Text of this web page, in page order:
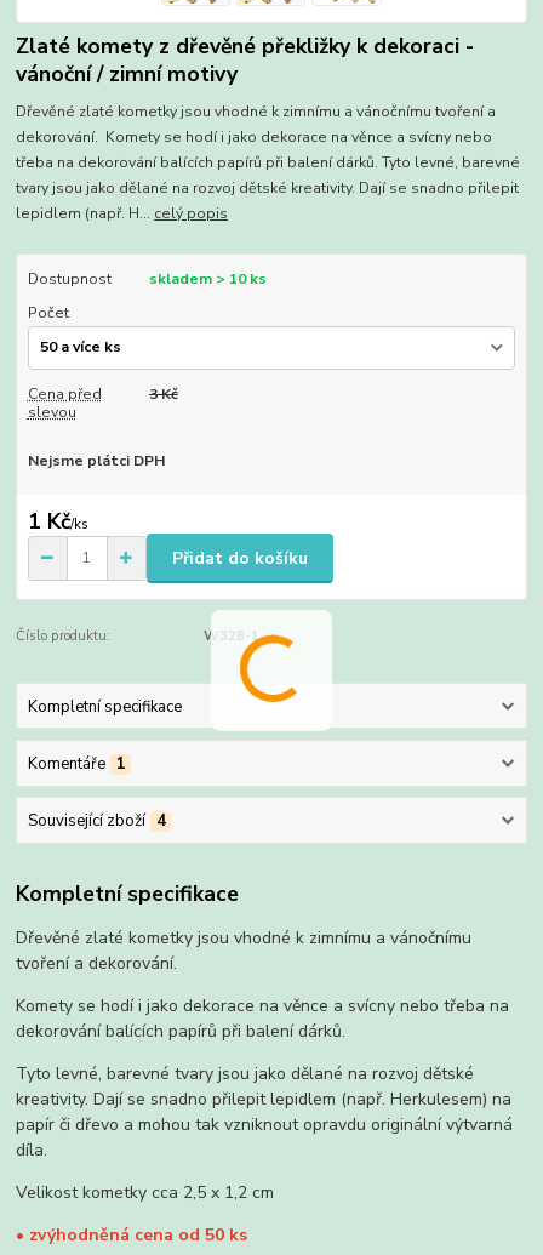
Zlaté komety z dřevěné překližky k dekoraci -
vánoční / zimní motivy
Dřevěné zlaté kometky jsou vhodné k zimnímu a vánočnímu tvoření a
dekorování. Komety se hodí i jako dekorace na věnce a svícny nebo
třeba na dekorování balících papírů při balení dárků. Tyto levné, barevné
tvary jsou jako dělané na rozvoj dětské kreativity. Dají se snadno přilepit
lepidlem (např. H... celý popis
Dostupnost
skladem > 10 ks
Počet
Cena před
slevou
3 Kč
Nejsme plátci DPH
1 Kč/ks
Přidat do košíku
Číslo produktu: W328-1
Kompletní specifikace
Komentáře 1
Související zboží 4
Kompletní specifikace
Dřevěné zlaté kometky jsou vhodné k zimnímu a vánočnímu
tvoření a dekorování.
Komety se hodí i jako dekorace na věnce a svícny nebo třeba na
dekorování balících papírů při balení dárků.
Tyto levné, barevné tvary jsou jako dělané na rozvoj dětské
kreativity. Dají se snadno přilepit lepidlem (např. Herkulesem) na
papír či dřevo a mohou tak vzniknout opravdu originální výtvarná
díla.
Velikost kometky cca 2,5 x 1,2 cm
• zvýhodněná cena od 50 ks